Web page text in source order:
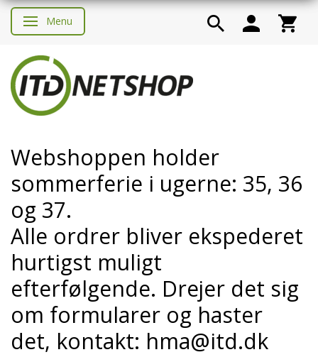
Skifte navigation
Menu
Webshoppen holder
sommerferie i ugerne: 35, 36
og 37.
Alle ordrer bliver ekspederet
hurtigst muligt
efterfølgende. Drejer det sig
om formularer og haster
det, kontakt: hma@itd.dk